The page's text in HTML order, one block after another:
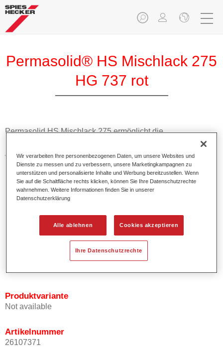
Permasolid® HS Mischlack 275
HG 737 rot
Permasolid HS Mischlack 275 ermöglicht die
Farbtonausmischung vom hochwertigen Permasolid HS
Autolack 275 mit allen Uni-Farbtönen für die Pkw-
Lackierung.
Produktmerkmale
Erlaubt eine einfache und schnelle Verarbeitung in 1,5
Ermöglicht schnelle Trocknungszeiten.
Bietet ein hohes Deckvermögen.
Besitzt einen exzellenten Decklackstand.
Entspricht den VOC Anforderungen.
Produktvariante
Not available
Artikelnummer
26107371
Wir verarbeiten Ihre personenbezogenen Daten, um unsere Websites und
Dienste zu messen und zu verbessern, unsere Marketingkampagnen zu
unterstützen und personalisierte Inhalte und Werbung bereitzustellen. Wenn
Sie auf die Schaltfläche rechts klicken, können Sie Ihre Datenschutzrechte
wahrnehmen. Weitere Informationen finden Sie in unserer
Datenschutzerklärung
Alle ablehnen Cookies akzeptieren
Ihre Datenschutzrechte